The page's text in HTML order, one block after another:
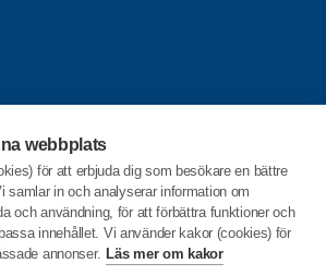
webbplats
för att erbjuda dig som besökare en bättre
samlar in och analyserar information om
och användning, för att förbättra funktioner och
innehållet. Vi använder kakor (cookies) för
annonser. Läs mer om kakor